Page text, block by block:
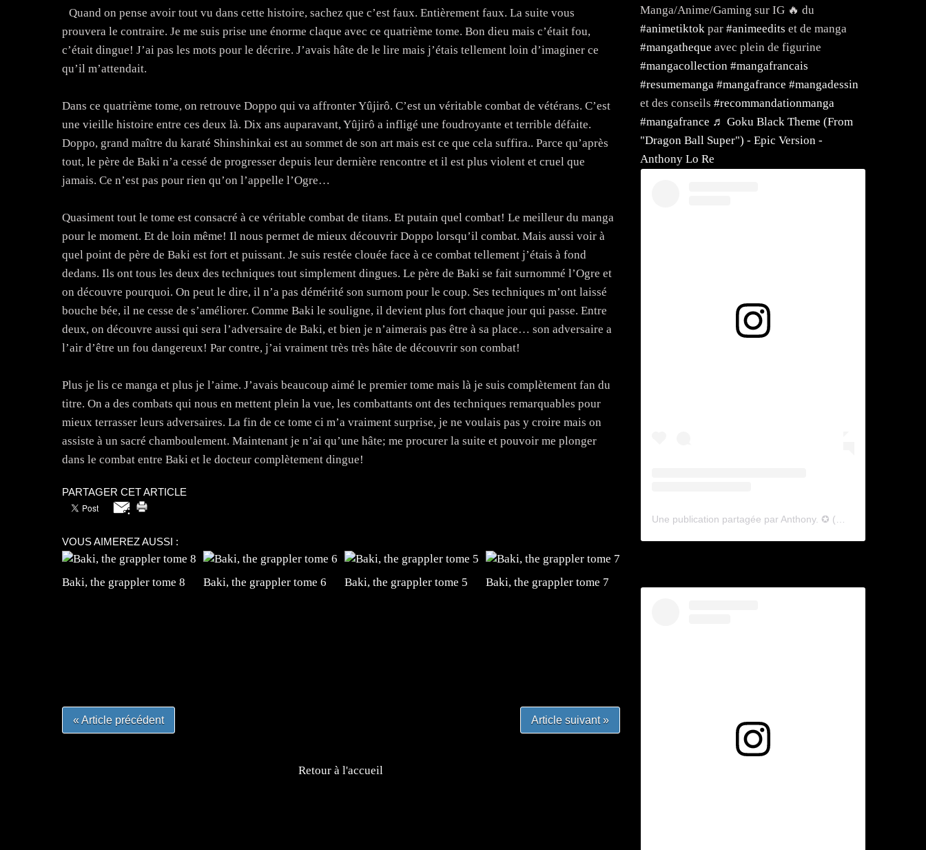
Quand on pense avoir tout vu dans cette histoire, sachez que c’est faux. Entièrement faux. La suite vous
prouvera le contraire. Je me suis prise une énorme claque avec ce quatrième tome. Bon dieu mais c’était fou,
c’était dingue! J’ai pas les mots pour le décrire. J’avais hâte de le lire mais j’étais tellement loin d’imaginer ce
qu’il m’attendait.
Dans ce quatrième tome, on retrouve Doppo qui va affronter Yûjirô. C’est un véritable combat de vétérans. C’est
une vieille histoire entre ces deux là. Dix ans auparavant, Yûjirô a infligé une foudroyante et terrible défaite.
Doppo, grand maître du karaté Shinshinkai est au sommet de son art mais est ce que cela suffira.. Parce qu’après
tout, le père de Baki n’a cessé de progresser depuis leur dernière rencontre et il est plus violent et cruel que
jamais. Ce n’est pas pour rien qu’on l’appelle l’Ogre…
Quasiment tout le tome est consacré à ce véritable combat de titans. Et putain quel combat! Le meilleur du manga
pour le moment. Et de loin même! Il nous permet de mieux découvrir Doppo lorsqu’il combat. Mais aussi voir à
quel point de père de Baki est fort et puissant. Je suis restée clouée face à ce combat tellement j’étais à fond
dedans. Ils ont tous les deux des techniques tout simplement dingues. Le père de Baki se fait surnommé l’Ogre et
on découvre pourquoi. On peut le dire, il n’a pas démérité son surnom pour le coup. Ses techniques m’ont laissé
bouche bée, il ne cesse de s’améliorer. Comme Baki le souligne, il devient plus fort chaque jour qui passe. Entre
deux, on découvre aussi qui sera l’adversaire de Baki, et bien je n’aimerais pas être à sa place… son adversaire a
l’air d’être un fou dangereux! Par contre, j’ai vraiment très très hâte de découvrir son combat!
Plus je lis ce manga et plus je l’aime. J’avais beaucoup aimé le premier tome mais là je suis complètement fan du
titre. On a des combats qui nous en mettent plein la vue, les combattants ont des techniques remarquables pour
mieux terrasser leurs adversaires. La fin de ce tome ci m’a vraiment surprise, je ne voulais pas y croire mais on
assiste à un sacré chamboulement. Maintenant je n’ai qu’une hâte; me procurer la suite et pouvoir me plonger
dans le combat entre Baki et le docteur complètement dingue!
PARTAGER CET ARTICLE
VOUS AIMEREZ AUSSI :
Baki, the grappler tome 8 Baki, the grappler tome 6 Baki, the grappler tome 5 Baki, the grappler tome 7
« Article précédent Article suivant »
Retour à l'accueil
Manga/Anime/Gaming sur IG 🔥 du
#animetiktok par #animeedits et de manga
#mangatheque avec plein de figurine
#mangacollection #mangafrancais
#resumemanga #mangafrance #mangadessin
et des conseils #recommandationmanga
#mangafrance ♬ Goku Black Theme (From
"Dragon Ball Super") - Epic Version -
Anthony Lo Re